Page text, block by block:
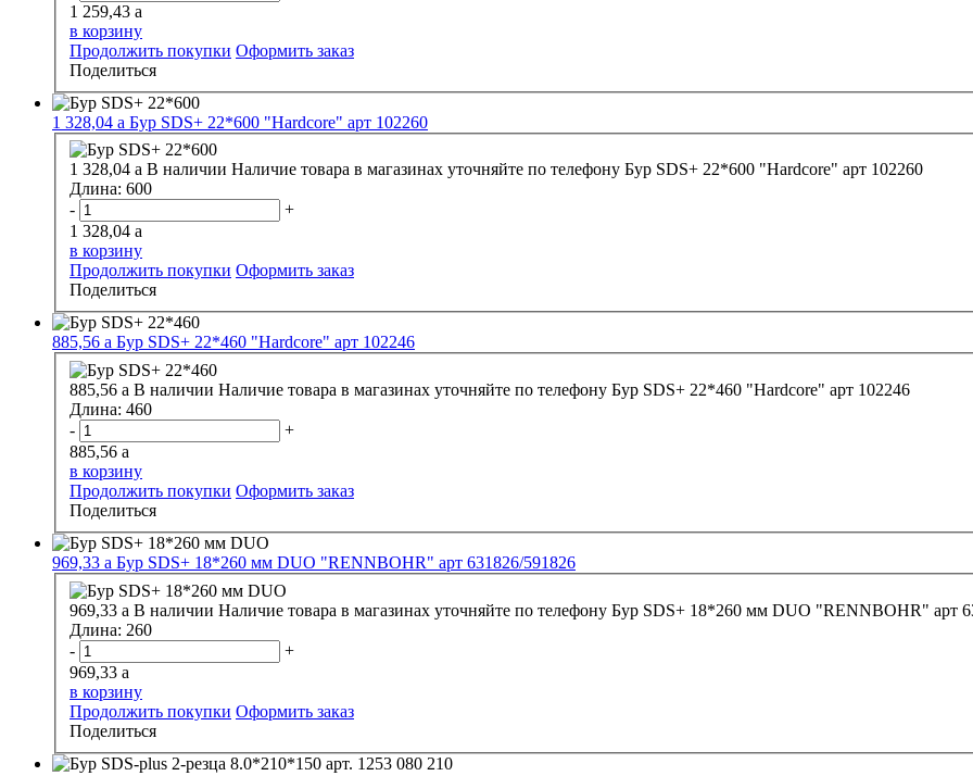
1 259,43 a
в корзину
Продолжить покупки Оформить заказ
Поделиться
1 328,04 a Бур SDS+ 22*600 "Hardcore" арт 102260
1 328,04 a В наличии Наличие товара в магазинах уточняйте по телефону Бур SDS+ 22*600 "Hardcore" арт 102260
Длина: 600
-
+
1 328,04 a
в корзину
Продолжить покупки Оформить заказ
Поделиться
885,56 a Бур SDS+ 22*460 "Hardcore" арт 102246
885,56 a В наличии Наличие товара в магазинах уточняйте по телефону Бур SDS+ 22*460 "Hardcore" арт 102246
Длина: 460
-
+
885,56 a
в корзину
Продолжить покупки Оформить заказ
Поделиться
969,33 a Бур SDS+ 18*260 мм DUO "RENNBOHR" арт 631826/591826
969,33 a В наличии Наличие товара в магазинах уточняйте по телефону Бур SDS+ 18*260 мм DUO "RENNBOHR" арт
Длина: 260
-
+
969,33 a
в корзину
Продолжить покупки Оформить заказ
Поделиться